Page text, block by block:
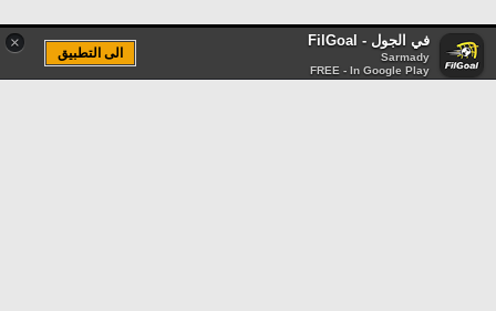
× في الجول - FilGoal
Sarmady
FREE - In Google Play
الى التطبيق